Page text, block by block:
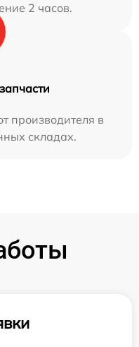
2 часов.
производителя в
складах.